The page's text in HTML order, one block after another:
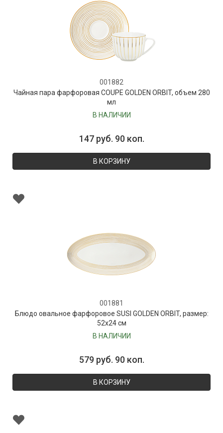
001882
Чайная пара фарфоровая COUPE GOLDEN ORBIT, объем 280
мл
В НАЛИЧИИ
147 руб. 90 коп.
В КОРЗИНУ
001881
Блюдо овальное фарфоровое SUSI GOLDEN ORBIT, размер:
52х24 см
В НАЛИЧИИ
579 руб. 90 коп.
В КОРЗИНУ